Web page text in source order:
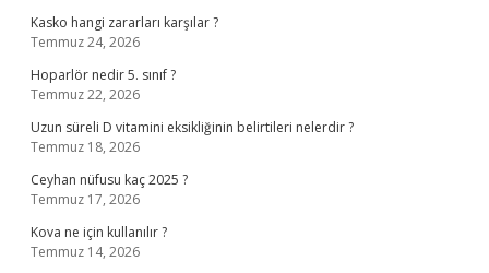
Kasko hangi zararları karşılar ?
Temmuz 24, 2026
Hoparlör nedir 5. sınıf ?
Temmuz 22, 2026
Uzun süreli D vitamini eksikliğinin belirtileri nelerdir ?
Temmuz 18, 2026
Ceyhan nüfusu kaç 2025 ?
Temmuz 17, 2026
Kova ne için kullanılır ?
Temmuz 14, 2026